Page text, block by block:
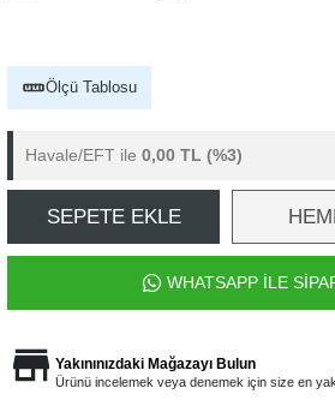
Ölçü Tablosu
Havale/EFT ile 0,00 TL (%3)
SEPETE EKLE
WHATSAPP İLE
Yakınınızdaki Mağazayı Bulun
Ürünü incelemek veya denemek için size en